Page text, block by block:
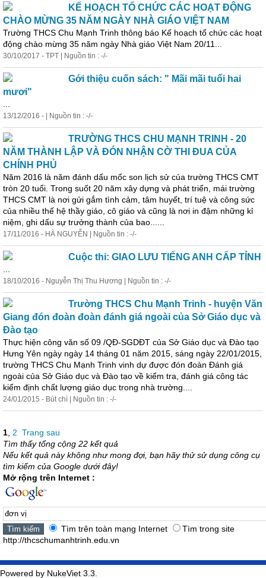
KẾ HOẠCH TỔ CHỨC CÁC HOẠT ĐỘNG
CHÀO MỪNG 35 NĂM NGÀY NHÀ GIÁO VIỆT NAM
Trường THCS Chu Mạnh Trinh thông báo Kế hoạch tổ chức các hoạt
động chào mừng 35 năm ngày Nhà giáo Việt Nam 20/11...
30/10/2017 - TPT | Nguồn tin : -/-
Gới thiệu cuốn sách: " Mãi mãi tuổi hai
mươi"
13/12/2016 - | Nguồn tin : -/-
TRƯỜNG THCS CHU MẠNH TRINH - 20
NĂM THÀNH LẬP VÀ ĐÓN NHẬN CỜ THI ĐUA CỦA
CHÍNH PHỦ
Năm 2016 là năm đánh dấu mốc son lịch sử của trường THCS CMT
tròn 20 tuổi. Trong suốt 20 năm xây dựng và phát triển, mái trường
THCS CMT là nơi gửi gắm tình cảm, tâm huyết, trí tuệ và công sức
của nhiều thế hệ thầy giáo, cô giáo và cũng là nơi in đậm những kỉ
niệm, ghi dấu sự trưởng thành của bao......
17/11/2016 - HÀ NGUYỄN | Nguồn tin : -/-
Cuộc thi: GIAO LƯU TIẾNG ANH CẤP TỈNH
18/10/2016 - Nguyễn Thị Thu Hương | Nguồn tin : -/-
Trường THCS Chu Mạnh Trinh - huyện Văn
Giang đón đoàn đoàn đánh giá ngoài của Sở Giáo dục và
Đào tạo
Thực hiện công văn số 09 /QĐ-SGDĐT của Sở Giáo dục và Đào tạo
Hưng Yên ngày ngày 14 tháng 01 năm 2015, sáng ngày 22/01/2015,
trường THCS Chu Mạnh Trinh vinh dự được đón đoàn Đánh giá
ngoài của Sở Giáo dục và Đào tạo về kiểm tra, đánh giá công tác
kiểm định chất lượng giáo dục trong nhà trường....
24/01/2015 - Bút chì | Nguồn tin : -/-
1 2 Trang sau
Tìm thấy tổng cộng 22 kết quả
Nếu kết quả này không như mong đợi, bạn hãy thử sử dụng công cụ
tìm kiếm của Google dưới đây!
Mở rộng trên Internet :
Tìm trên toàn mạng Internet
Tìm trong site
http://thcschumanhtrinh.edu.vn
Powered by NukeViet 3.3.